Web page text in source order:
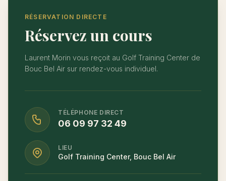
RÉSERVATION DIRECTE
Réservez un cours
Laurent Morin vous reçoit au Golf Training Center de
Bouc Bel Air sur rendez-vous individuel.
TÉLÉPHONE DIRECT
06 09 97 32 49
LIEU
Golf Training Center, Bouc Bel Air